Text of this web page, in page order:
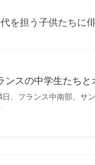
を担う子供たちに
ンスの中学生たちと
日、フランス中南部、サ